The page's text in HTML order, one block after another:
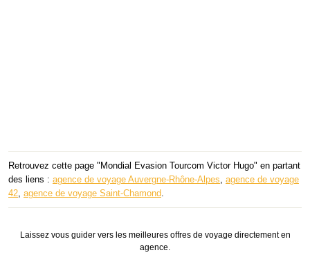
Retrouvez cette page "Mondial Evasion Tourcom Victor Hugo" en partant
des liens : agence de voyage Auvergne-Rhône-Alpes, agence de voyage
42, agence de voyage Saint-Chamond.
Laissez vous guider vers les meilleures offres de voyage directement en
agence.